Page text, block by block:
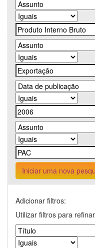
Iniciar uma nova
Adicionar filtros:
Utilizar filtros para